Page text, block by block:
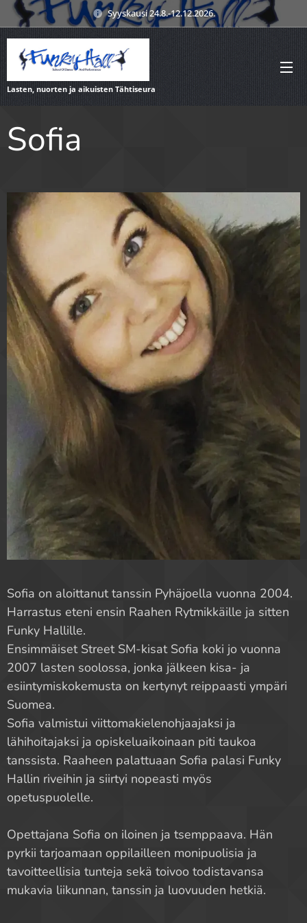
Syyskausi 24.8.-12.12.2026.
Lasten, nuorten ja aikuisten Tähtiseura
Sofia
Sofia on aloittanut tanssin Pyhäjoella vuonna 2004.
Harrastus eteni ensin Raahen Rytmikkäille ja sitten
Funky Hallille.
Ensimmäiset Street SM-kisat Sofia koki jo vuonna
2007 lasten soolossa, jonka jälkeen kisa- ja
esiintymiskokemusta on kertynyt reippaasti ympäri
Suomea.
Sofia valmistui viittomakielenohjaajaksi ja
lähihoitajaksi ja opiskeluaikoinaan piti taukoa
tanssista. Raaheen palattuaan Sofia palasi Funky
Hallin riveihin ja siirtyi nopeasti myös
opetuspuolelle.
Opettajana Sofia on iloinen ja tsemppaava. Hän
pyrkii tarjoamaan oppilailleen monipuolisia ja
tavoitteellisia tunteja sekä toivoo todistavansa
mukavia liikunnan, tanssin ja luovuuden hetkiä.